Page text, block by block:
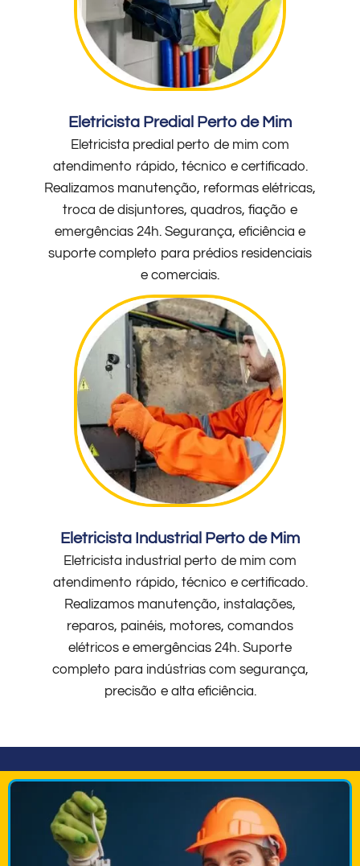
Eletricista Predial Perto de Mim
Eletricista predial perto de mim com
atendimento rápido, técnico e certificado.
Realizamos manutenção, reformas elétricas,
troca de disjuntores, quadros, fiação e
emergências 24h. Segurança, eficiência e
suporte completo para prédios residenciais
e comerciais.
Eletricista Industrial Perto de Mim
Eletricista industrial perto de mim com
atendimento rápido, técnico e certificado.
Realizamos manutenção, instalações,
reparos, painéis, motores, comandos
elétricos e emergências 24h. Suporte
completo para indústrias com segurança,
precisão e alta eficiência.